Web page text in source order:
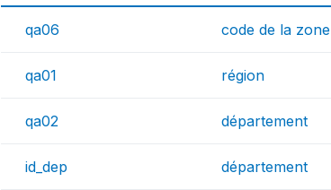
qa06 code de la zone
qa01 région
qa02 département
id_dep département